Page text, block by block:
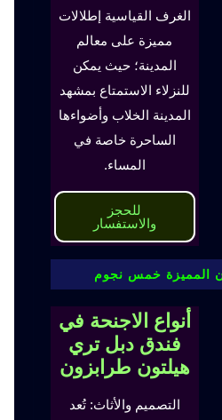
الغرف القياسية إطلالات
مميزة على معالم
المدينة؛ حيث يمكن
للنزلاء الاستمتاع بمشهد
المدينة الخلاب وأضواءها
الساحرة خاصة في
المساء.
للحجز
والاستفسار
المميزة خمس نجوم
أنواع الاجنحة في
فندق دبل تري
هيلتون طرابزون
التصميم والأثاث: تُعد